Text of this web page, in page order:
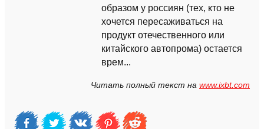
образом у россиян (тех, кто не
хочется пересаживаться на
продукт отечественного или
китайского автопрома) остается
врем...
Читать полный текст на www.ixbt.com